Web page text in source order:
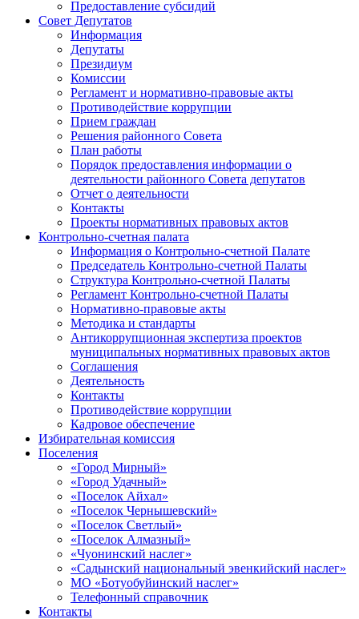
Предоставление субсидий
Совет Депутатов
Информация
Депутаты
Президиум
Комиссии
Регламент и нормативно-правовые акты
Противодействие коррупции
Прием граждан
Решения районного Совета
План работы
Порядок предоставления информации о
деятельности районного Совета депутатов
Отчет о деятельности
Контакты
Проекты нормативных правовых актов
Контрольно-счетная палата
Информация о Контрольно-счетной Палате
Председатель Контрольно-счетной Палаты
Структура Контрольно-счетной Палаты
Регламент Контрольно-счетной Палаты
Нормативно-правовые акты
Методика и стандарты
Антикоррупционная экспертиза проектов
муниципальных нормативных правовых актов
Соглашения
Деятельность
Контакты
Противодействие коррупции
Кадровое обеспечение
Избирательная комиссия
Поселения
«Город Мирный»
«Город Удачный»
«Поселок Айхал»
«Поселок Чернышевский»
«Поселок Светлый»
«Поселок Алмазный»
«Чуонинский наслег»
«Садынский национальный эвенкийский наслег»
МО «Ботуобуйинский наслег»
Телефонный справочник
Контакты